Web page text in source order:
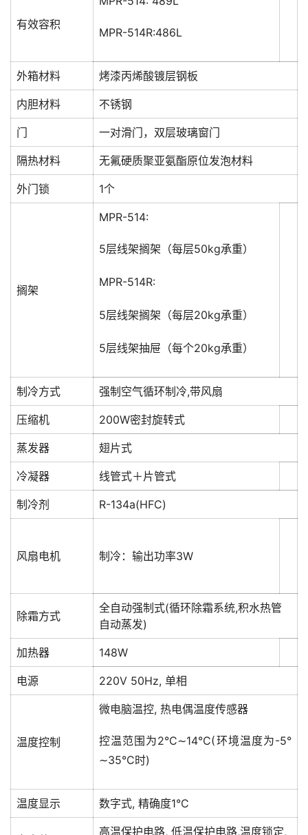
有效容积
MPR-514R:486L
外箱材料 烤漆丙烯酸镀层钢板
内胆材料 不锈钢
门 一对滑门，双层玻璃窗门
隔热材料 无氟硬质聚亚氨酯原位发泡材料
外门锁 1个
搁架
MPR-514:
5层线架搁架（每层50kg承重）
MPR-514R:
5层线架搁架（每层20kg承重）
5层线架抽屉（每个20kg承重）
制冷方式 强制空气循环制冷,带风扇
压缩机 200W密封旋转式
蒸发器 翅片式
冷凝器 线管式＋片管式
制冷剂 R-134a(HFC)
风扇电机 制冷：输出功率3W
除霜方式
全自动强制式(循环除霜系统,积水热管
自动蒸发)
加热器 148W
电源 220V 50Hz, 单相
温度控制
微电脑温控, 热电偶温度传感器
控温范围为2°C∼14°C(环境温度为-5°
∼35°C时)
温度显示 数字式, 精确度1°C
高温保护电路, 低温保护电路,温度锁定,